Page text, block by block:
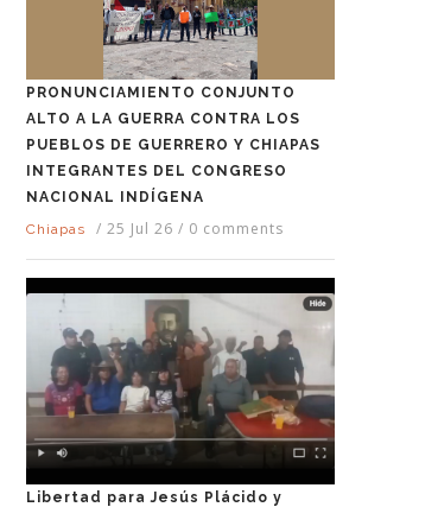
PRONUNCIAMIENTO CONJUNTO
ALTO A LA GUERRA CONTRA LOS
PUEBLOS DE GUERRERO Y CHIAPAS
INTEGRANTES DEL CONGRESO
NACIONAL INDÍGENA
Chiapas
/ 25 Jul 26 / 0 comments
Libertad para Jesús Plácido y